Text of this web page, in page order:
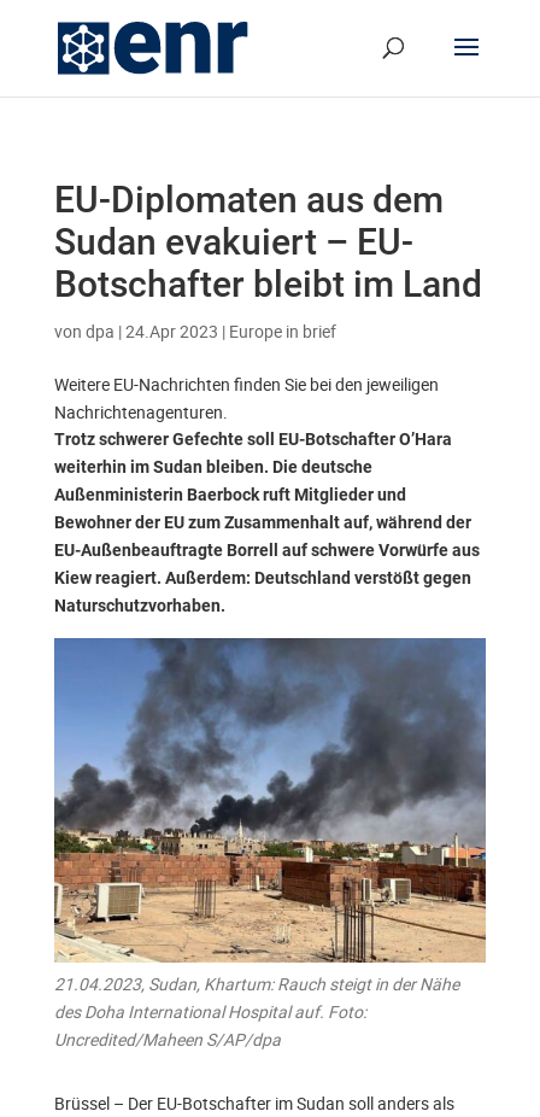
EU-Diplomaten aus dem
Sudan evakuiert – EU-
Botschafter bleibt im Land
von dpa |24.Apr 2023 | Europe in brief
Weitere EU-Nachrichten finden Sie bei den jeweiligen
Nachrichtenagenturen.
Trotz schwerer Gefechte soll EU-Botschafter O’Hara
weiterhin im Sudan bleiben. Die deutsche
Außenministerin Baerbock ruft Mitglieder und
Bewohner der EU zum Zusammenhalt auf, während der
EU-Außenbeauftragte Borrell auf schwere Vorwürfe aus
Kiew reagiert. Außerdem: Deutschland verstößt gegen
Naturschutzvorhaben.
21.04.2023, Sudan, Khartum: Rauch steigt in der Nähe
des Doha International Hospital auf. Foto:
Uncredited/Maheen S/AP/dpa
Brüssel – Der EU-Botschafter im Sudan soll anders als